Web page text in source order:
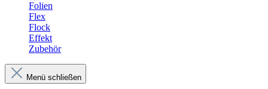
Folien
Flex
Flock
Effekt
Zubehör
Menü schließen